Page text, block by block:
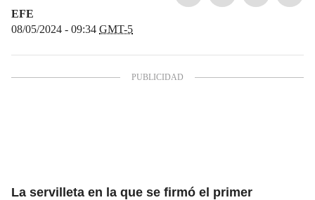
EFE
08/05/2024 - 09:34 GMT-5
La servilleta en la que se firmó el primer